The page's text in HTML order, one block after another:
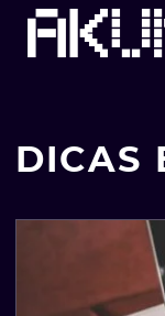
Main
Skip
DICAS